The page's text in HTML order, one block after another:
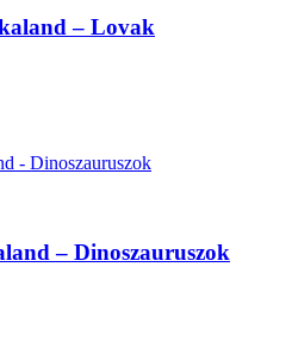
– Lovak
– Dinoszauruszok